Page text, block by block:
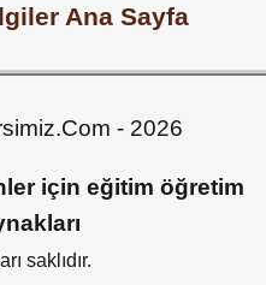
Ana Sayfa
- 2026
için eğitim öğretim
saklıdır.